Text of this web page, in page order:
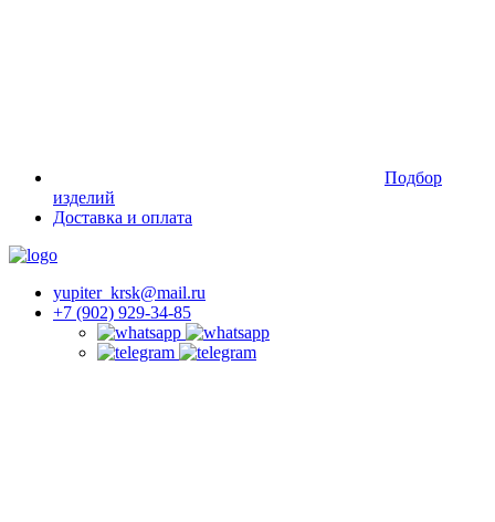
Подбор
изделий
Доставка и оплата
yupiter_krsk@mail.ru
+7 (902) 929-34-85